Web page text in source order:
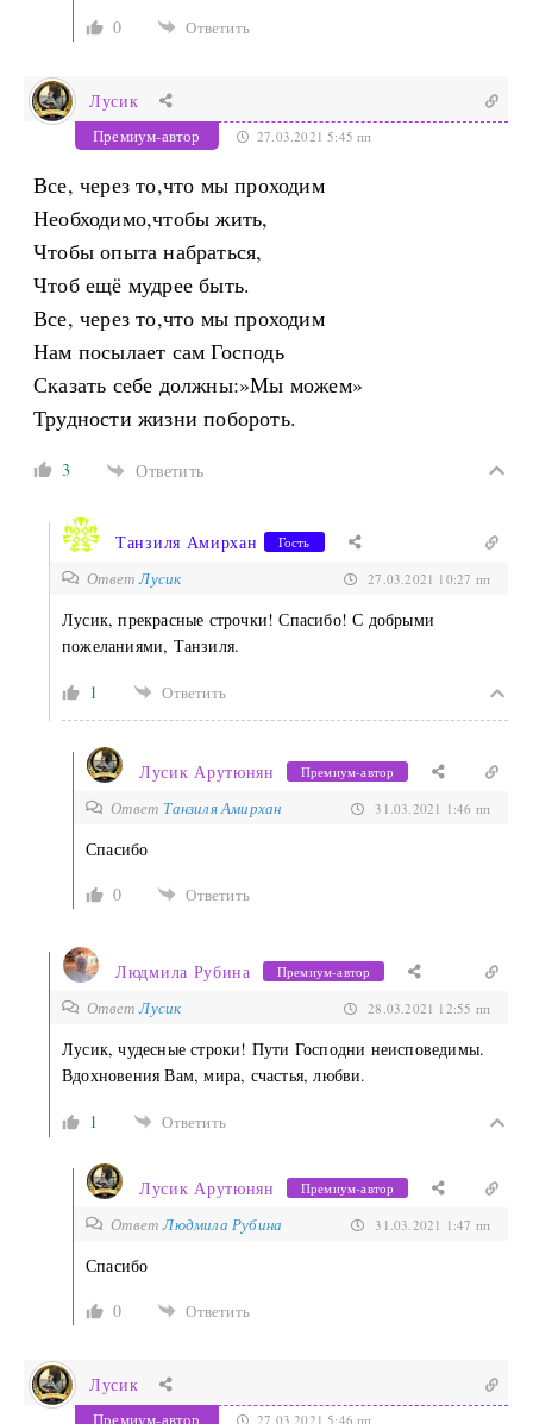
0
Ответить
Лусик
Премиум-автор 27.03.2021 5:45 пп
Все, через то,что мы проходим
Необходимо,чтобы жить,
Чтобы опыта набраться,
Чтоб ещё мудрее быть.
Все, через то,что мы проходим
Нам посылает сам Господь
Сказать себе должны:»Мы можем»
Трудности жизни побороть.
3 Ответить
Танзиля Амирхан Гость
ОтветЛусик 27.03.2021 10:27 пп
Лусик, прекрасные строчки! Спасибо! С добрыми
пожеланиями, Танзиля.
1 Ответить
Лусик Арутюнян Премиум-автор
Ответ Танзиля Амирхан 31.03.2021 1:46 пп
Спасибо
0
Ответить
Людмила Рубина Премиум-автор
ОтветЛусик 28.03.2021 12:55 пп
Лусик, чудесные строки! Пути Господни неисповедимы.
Вдохновения Вам, мира, счастья, любви.
1 Ответить
Лусик Арутюнян Премиум-автор
ОтветЛюдмила Рубина 31.03.2021 1:47 пп
Спасибо
0
Ответить
Лусик
Премиум-автор 27.03.2021 5:46 пп